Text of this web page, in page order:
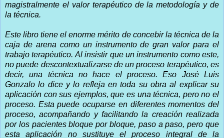
magistralmente el valor terapéutico de la metodología y de
la técnica.
Este libro tiene el enorme mérito de concebir la técnica de la
caja de arena como un instrumento de gran valor para el
trabajo terapéutico. Al insistir que un instrumento como este,
no puede descontextualizarse de un proceso terapéutico, es
decir, una técnica no hace el proceso. Eso José Luis
Gonzalo lo dice y lo refleja en toda su obra al explicar su
aplicación con sus ejemplos, que es una técnica, pero no el
proceso. Esta puede ocuparse en diferentes momentos del
proceso, acompañando y facilitando la creación realizada
por los pacientes bloque por bloque, paso a paso, pero que
esta aplicación no sustituye el proceso integral de la